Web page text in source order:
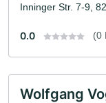
Inninger Str. 7-9,
0.0 (0
Wolfgang